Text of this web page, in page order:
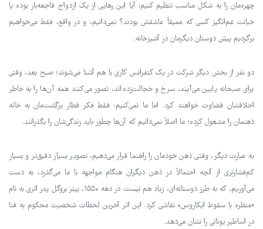
چهره‌مان را به شکل مناسب تنظیم کنیم: آیا این رهایی از یک ازدواج فاجعه‌بار بوده یا
خیانت غم‌انگیز کسی که عمیقاً عاشقش بودند؟ نمی‌دانیم، و در واقع، فقط می‌خواهیم
برگردیم پیش دوستان دیگرمان در آشپزخانه.
دو نفر از بخش دیگر شرکت در یک کنفرانس کاری با هم آشنا می‌شوند؛ صبح بعد، وقتی
برای صبحانه پایین می‌آیند، سرخ و خجالت‌زده‌اند، تصور می‌کنند همه آن‌ها را به خاطر
اخلاقشان قضاوت خواهند کرد. اما ما نمی‌کنیم: فقط فکر قطار برگشت‌مان به خانه
ذهنمان را مشغول کرده؛ ما اصلاً نمی‌دانیم که آن‌ها چطور باید زندگی‌شان را بگذرانند.
به عبارت دیگر، وقتی ذهن خودمان را راهنما قرار می‌دهیم، تصویر بسیار دقیق‌تر و بسیار
کم‌فشارتری از آنچه احتمالاً در ذهن دیگران هنگام مواجهه با ما می‌گذرد، به دست
می‌آوریم، که به طرز دوستانه‌ای، زیاد هم نیست. در دهه ۱۵۵۰، پیتر بروگل پدر اثری به نام
«منظره با سقوط ایکاروس» نقاشی کرد. این اثر آخرین لحظات شخصیت محکوم به فنا
در اساطیر یونانی را نشان می‌دهد.